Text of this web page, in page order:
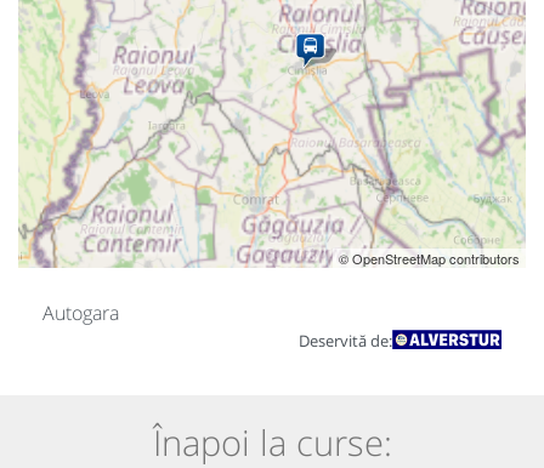
© OpenStreetMap contributors
Autogara
Deservită de:
Înapoi la curse: